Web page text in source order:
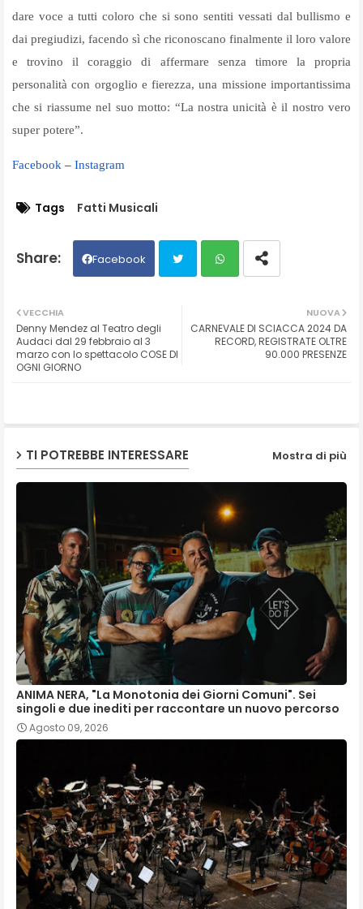
dare voce a tutti coloro che si sono sentiti vessati dal bullismo e
dai pregiudizi, facendo sì che riconoscano finalmente il loro valore
e trovino il coraggio di affermare senza timore la propria
personalità con orgoglio e fierezza, una missione importantissima
che si riassume nel suo motto: “La nostra unicità è il nostro vero
super potere”.
Facebook – Instagram
Tags Fatti Musicali
Facebook
ats
NUOVA
CARNEVALE DI SCIACCA 2024 DA
RECORD, REGISTRATE OLTRE
90.000 PRESENZE
VECCHIA
Denny Mendez al Teatro degli
Audaci dal 29 febbraio al 3
marzo con lo spettacolo COSE DI
OGNI GIORNO
TI POTREBBE INTERESSARE Mostra di più
ANIMA NERA, "La Monotonia dei Giorni Comuni". Sei
singoli e due inediti per raccontare un nuovo percorso
Agosto 09, 2026